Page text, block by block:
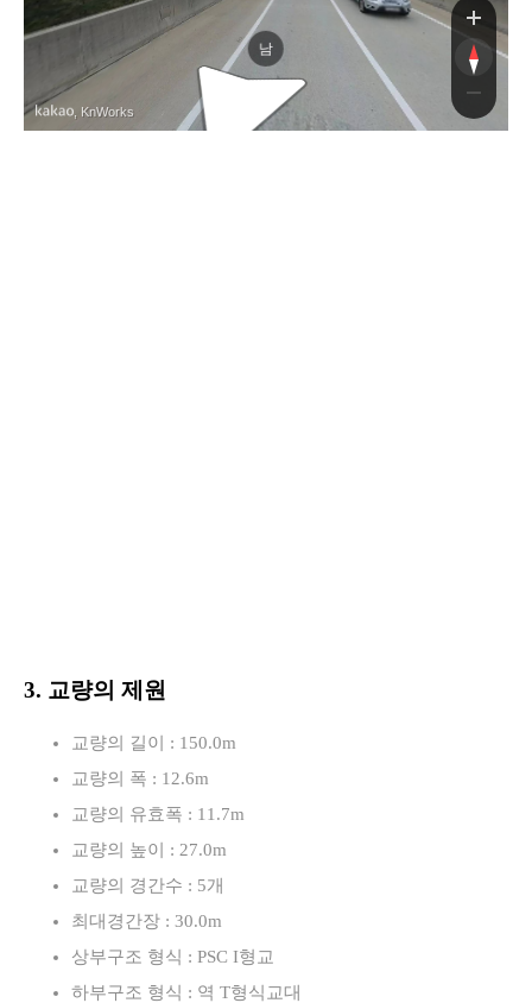
남
, KnWorks
3. 교량의 제원
교량의 길이 : 150.0m
교량의 폭 : 12.6m
교량의 유효폭 : 11.7m
교량의 높이 : 27.0m
교량의 경간수 : 5개
최대경간장 : 30.0m
상부구조 형식 : PSC I형교
하부구조 형식 : 역 T형식교대